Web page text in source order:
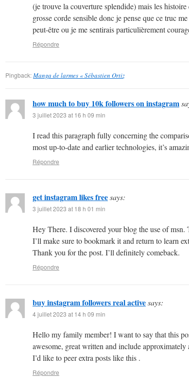
(je trouve la couverture splendide) mais les histoire
grosse corde sensible donc je pense que ce truc
peut-être ou je me sentirais particulièrement
Répondre
Pingback:Manga de larmes « Sébastien Ortiz
how much to buy 10k followers on instagram
3 juillet 2023 at 16 h 09 min
I read this paragraph fully concerning the
most up-to-date and earlier technologies, it’s
Répondre
get instagram likes freesays:
3 juillet 2023 at 18 h 01 min
Hey There. I discovered your blog the use of
I’ll make sure to bookmark it and return to learn
Thank you for the post. I’ll definitely comeback.
Répondre
buy instagram followers real activesays:
4 juillet 2023 at 14 h 09 min
Hello my family member! I want to say that this
awesome, great written and include
I’d like to peer extra posts like this .
Répondre